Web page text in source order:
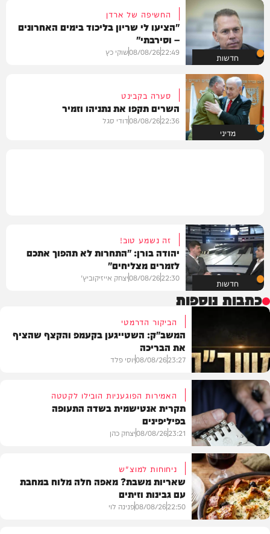
חדשות
החשיפה של ארדן
"הציעו לי שריון בליכוד בימים האחרונים
– וסירבתי"
22:49
08/08/26שוקי כץ
מדיני
סערה בקבינט
השרים תקפו את נתניהו וזמיר
22:36
08/08/26דודי סגל
חדשות
זה נשמע טוב!
יהודה בורן: "התחרות לא תהפוך אתכם
לזמרים מצליחים"
22:30
08/08/26יצחק אייזיקוביץ'
כתבות נוספות
המשב"ק
הביקור הדרמטי
המשב"ק: השטייגען בקעמפ והקצף שהציף
את הבריכה
23:27
08/08/26יוסי פלד
חדשות
האמירות הפוגעניות הובילו לקטטה
תקרית אנטישמית בשדה התעופה
בפיליפינים
23:21
08/08/26יצחק כהן
ניחוחות למוצ"ש
שאריות משבת? מאפה חלה מלוח במחבת
עם גבינות וזיתים
22:50
08/08/26פנינה לוי